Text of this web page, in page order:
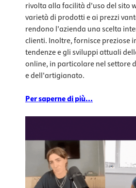
rivolta alla facilità d'uso del sito
varietà di prodotti e ai prezzi
rendono l'azienda una scelta
clienti. Inoltre, fornisce preziose
tendenze e gli sviluppi attuali
online, in particolare nel settore
e dell'artigianato.
Per saperne di più...